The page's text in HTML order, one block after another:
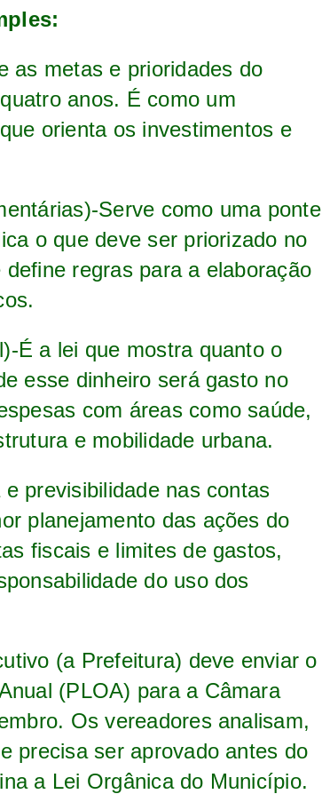
as metas e prioridades do
anos. É como um
orienta os investimentos e
Serve como uma ponte
o que deve ser priorizado no
regras para a elaboração
É a lei que mostra quanto o
esse dinheiro será gasto no
com áreas como saúde,
e mobilidade urbana.
previsibilidade nas contas
planejamento das ações do
fiscais e limites de gastos,
do uso dos
(a Prefeitura) deve enviar o
(PLOA) para a Câmara
Os vereadores analisam,
precisa ser aprovado antes do
a Lei Orgânica do Município.